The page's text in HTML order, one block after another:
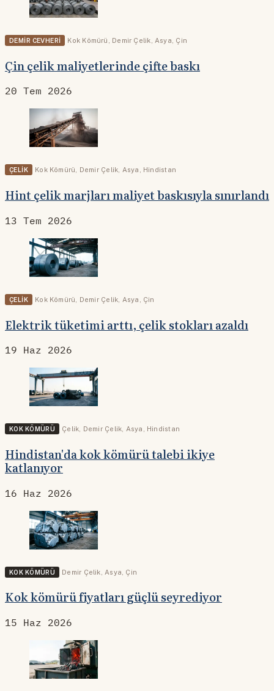
DEMIR CEVHERI Kok Kömürü Demir Çelik Asya Çin
Çin çelik maliyetlerinde çifte baskı
20 Tem 2026
ÇELIK Kok Kömürü Demir Çelik Asya Hindistan
Hint çelik marjları maliyet baskısıyla sınırlandı
13 Tem 2026
ÇELIK Kok Kömürü Demir Çelik Asya Çin
Elektrik tüketimi arttı, çelik stokları azaldı
19 Haz 2026
KOK KÖMÜRÜ Çelik Demir Çelik Asya Hindistan
Hindistan'da kok kömürü talebi ikiye
katlanıyor
16 Haz 2026
KOK KÖMÜRÜ Demir Çelik Asya Çin
Kok kömürü fiyatları güçlü seyrediyor
15 Haz 2026